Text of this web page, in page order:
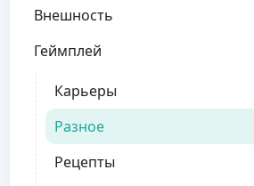
Внешность
Геймплей
Карьеры
Разное
Рецепты